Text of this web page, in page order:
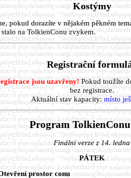
Kostýmy
pokud dorazíte v nějakém pěkném
stalo na TolkienConu zvykem.
Registrační
jsou uzavřeny!Pokud toužíte
bez registrace.
Aktuální stav kapacity:místo
Program
Finální verze z 14. ledna
PÁTEK
prostor conu